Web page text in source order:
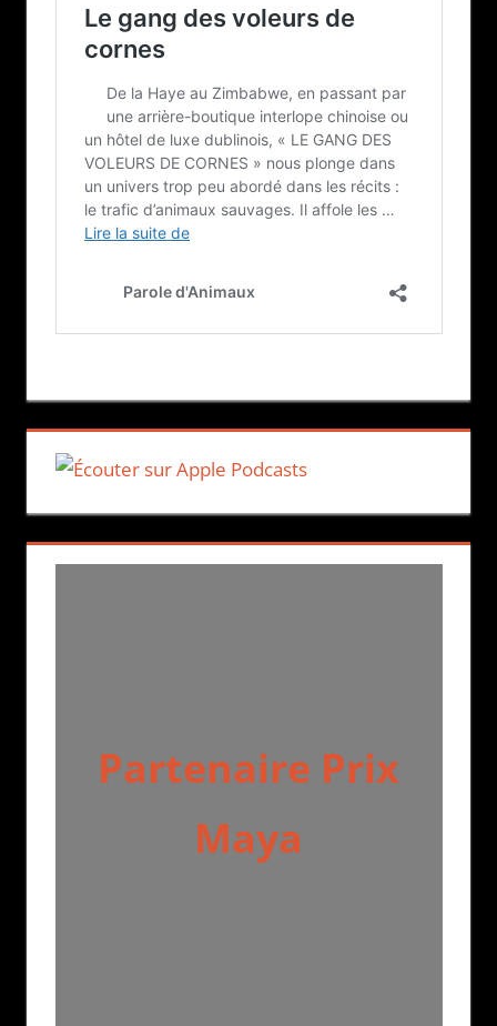
Partenaire Prix
Maya